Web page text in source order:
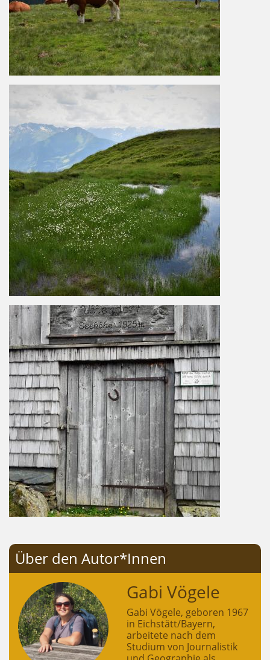
Über den Autor*Innen
Gabi Vögele
Gabi Vögele, geboren 1967
in Eichstätt/Bayern,
arbeitete nach dem
Studium von Journalistik